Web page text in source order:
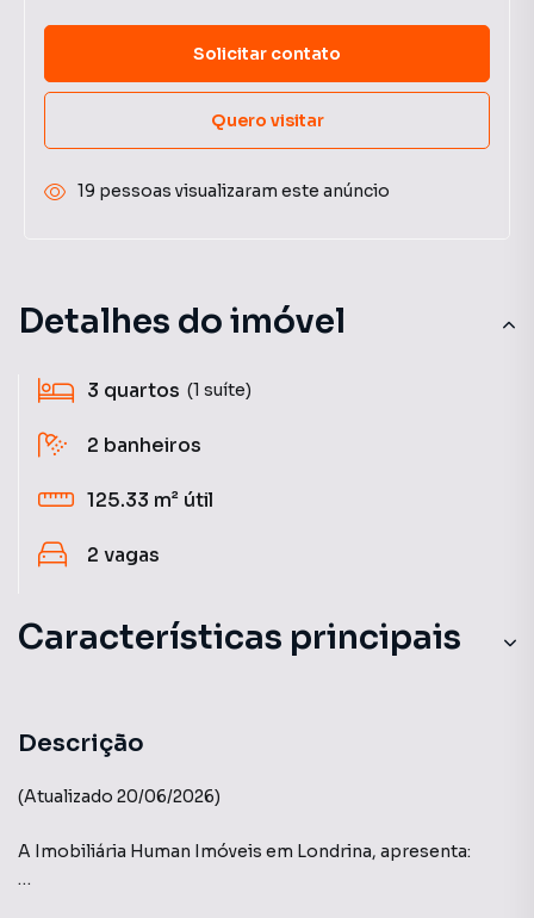
Detalhes do imóvel
3 quartos (1 suíte)
2 banheiros
125.33 m² útil
2 vagas
Características principais
Descrição
(Atualizado 20/06/2026)
A Imobiliária Human Imóveis em Londrina, apresenta:
Solicitar contato
Quero visitar
19 pessoas visualizaram este anúncio